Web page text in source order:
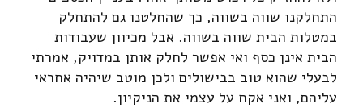
התחלקנו שווה בשווה, כך שהחלטנו גם להתחלק
במטלות הבית שווה בשווה. אבל מכיוון שעבודות
הבית אינן כסף ואי אפשר לחלק אותן במדויק, אמרתי
לבעלי שהוא טוב בבישולים ולכן מוטב שיהיה אחראי
עליהם, ואני אקח על עצמי את הניקיון.